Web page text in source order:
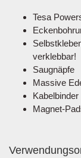
Tesa
verklebbar!
Saugnäpfe
Massive
Kabelbinder
Magnet-